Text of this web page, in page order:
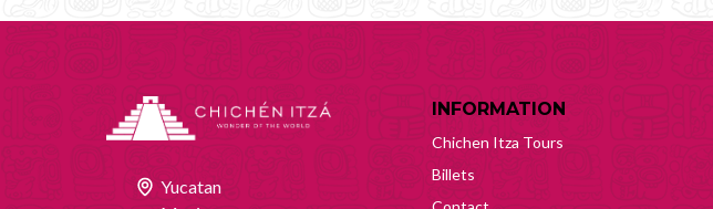
Yucatan
INFORMATION
Chichen Itza Tours
Billets